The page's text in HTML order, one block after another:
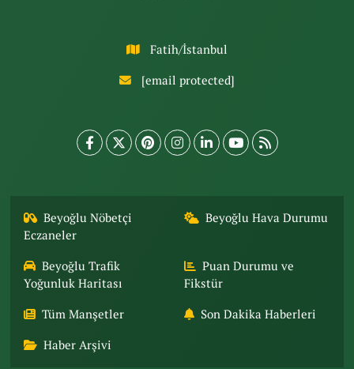
Fatih/İstanbul
[email protected]
Beyoğlu Nöbetçi
Eczaneler
Beyoğlu Hava Durumu
Beyoğlu Trafik
Yoğunluk Haritası
Puan Durumu ve
Fikstür
Tüm Manşetler Son Dakika Haberleri
Haber Arşivi